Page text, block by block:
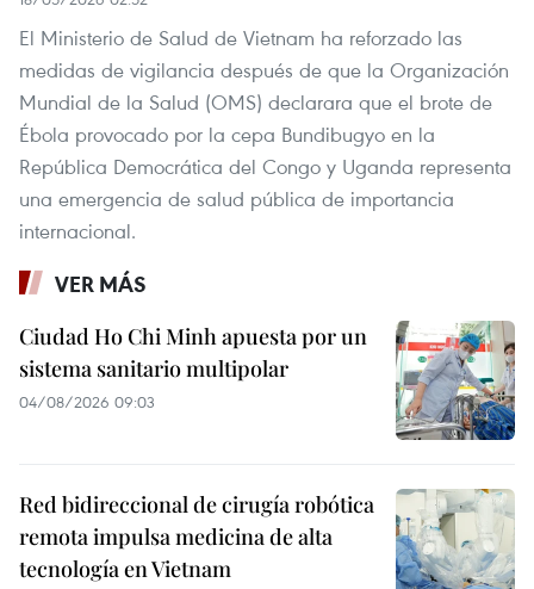
El Ministerio de Salud de Vietnam ha reforzado las
medidas de vigilancia después de que la Organización
Mundial de la Salud (OMS) declarara que el brote de
Ébola provocado por la cepa Bundibugyo en la
República Democrática del Congo y Uganda representa
una emergencia de salud pública de importancia
internacional.
VER MÁS
Ciudad Ho Chi Minh apuesta por un
sistema sanitario multipolar
04/08/2026 09:03
Red bidireccional de cirugía robótica
remota impulsa medicina de alta
tecnología en Vietnam